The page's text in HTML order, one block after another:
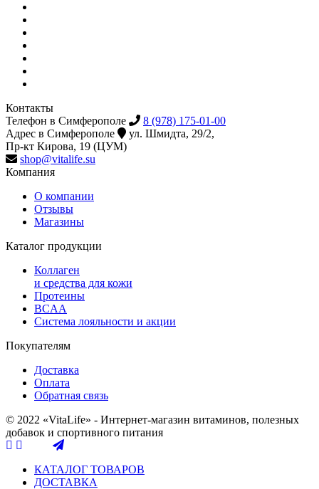
Контакты
Телефон в Симферополе
8 (978) 175-01-00
Адрес в Симферополе
ул. Шмидта, 29/2,
Пр-кт Кирова, 19 (ЦУМ)
shop@vitalife.su
Компания
О компании
Отзывы
Магазины
Каталог продукции
Коллаген
и средства для кожи
Протеины
BCAA
Система лояльности и акции
Покупателям
Доставка
Оплата
Обратная связь
© 2022 «VitaLife» - Интернет-магазин витаминов, полезных
добавок и спортивного питания
КАТАЛОГ ТОВАРОВ
ДОСТАВКА